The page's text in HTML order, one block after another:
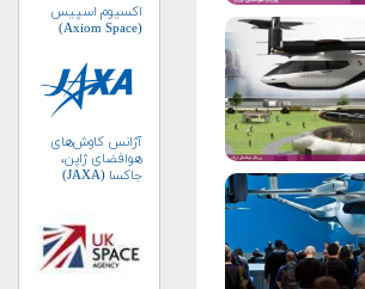
اکسیوم اسپیس
(Axiom Space)
آژانس کاوش‌های
هوافضای ژاپن،
جاکسا (JAXA)